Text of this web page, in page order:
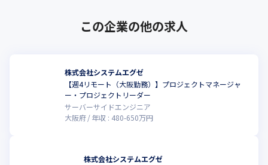
この企業の他の求人
株式会社システムエグゼ
【週4リモート（大阪勤務）】プロジェクトマネージャ
ー・プロジェクトリーダー
サーバーサイドエンジニア
大阪府
年収 : 480-650万円
株式会社システムエグゼ